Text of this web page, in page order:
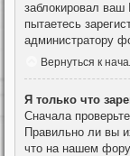
заблокировал
пытаетесь
администратору
Вернуться к
Я только что
Сначала
Правильно ли вы
что на нашем